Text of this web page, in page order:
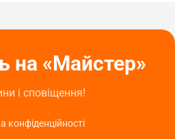
на «Майстер»
і сповіщення!
конфіденційності